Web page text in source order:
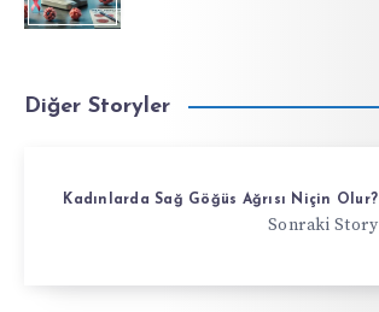
Diğer Storyler
Kadınlarda Sağ Göğüs Ağrısı Niçin Olur?
Sonraki Story